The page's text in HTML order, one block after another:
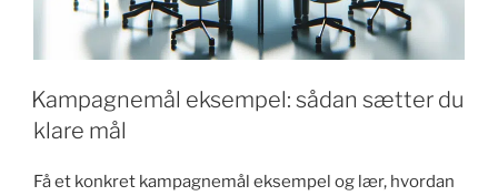
Kampagnemål eksempel: sådan sætter du
klare mål
Få et konkret kampagnemål eksempel og lær, hvordan